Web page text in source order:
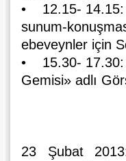
• 12.15- 14.15:
sunum-
ebeveynler için
• 15.30- 17.30:
Gemisi» adlı
23 Şubat